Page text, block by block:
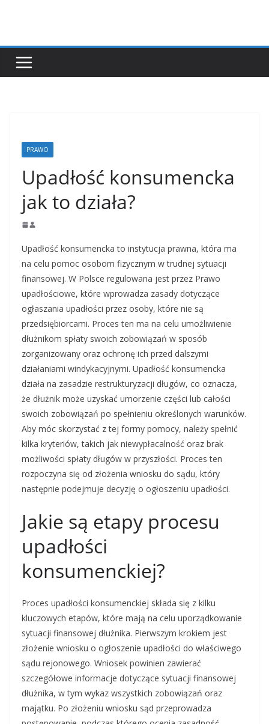
PRAWO
Upadłość konsumencka
jak to działa?
Upadłość konsumencka to instytucja prawna, która ma
na celu pomoc osobom fizycznym w trudnej sytuacji
finansowej. W Polsce regulowana jest przez Prawo
upadłościowe, które wprowadza zasady dotyczące
ogłaszania upadłości przez osoby, które nie są
przedsiębiorcami. Proces ten ma na celu umożliwienie
dłużnikom spłaty swoich zobowiązań w sposób
zorganizowany oraz ochronę ich przed dalszymi
działaniami windykacyjnymi. Upadłość konsumencka
działa na zasadzie restrukturyzacji długów, co oznacza,
że dłużnik może uzyskać umorzenie części lub całości
swoich zobowiązań po spełnieniu określonych warunków.
Aby móc skorzystać z tej formy pomocy, należy spełnić
kilka kryteriów, takich jak niewypłacalność oraz brak
możliwości spłaty długów w przyszłości. Proces ten
rozpoczyna się od złożenia wniosku do sądu, który
następnie podejmuje decyzję o ogłoszeniu upadłości.
Jakie są etapy procesu
upadłości
konsumenckiej?
Proces upadłości konsumenckiej składa się z kilku
kluczowych etapów, które mają na celu uporządkowanie
sytuacji finansowej dłużnika. Pierwszym krokiem jest
złożenie wniosku o ogłoszenie upadłości do właściwego
sądu rejonowego. Wniosek powinien zawierać
szczegółowe informacje dotyczące sytuacji finansowej
dłużnika, w tym wykaz wszystkich zobowiązań oraz
majątku. Po złożeniu wniosku sąd przeprowadza